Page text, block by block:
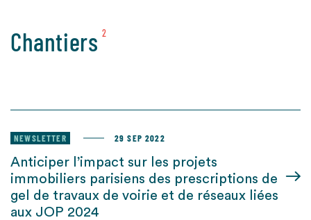
Chantiers 2
NEWSLETTER 29 SEP 2022
Anticiper l’impact sur les projets
immobiliers parisiens des prescriptions de
gel de travaux de voirie et de réseaux liées
aux JOP 2024